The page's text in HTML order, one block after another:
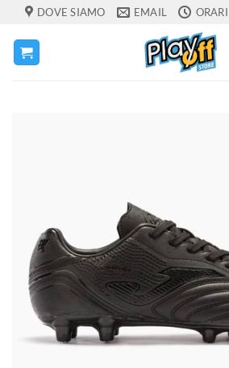
Salta
contenuti
DOVE SIAMO EMAIL ORARI